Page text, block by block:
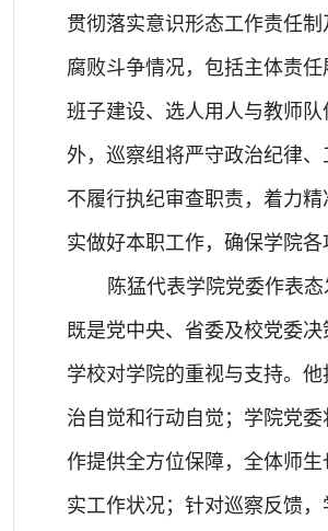
贯彻落实意识形态工作责任
腐败斗争情况，包括主体责
班子建设、选人用人与教师
外，巡察组将严守政治纪律
不履行执纪审查职责，着力
实做好本职工作，确保学院
陈猛代表学院党委作表
既是党中央、省委及校党委
学校对学院的重视与支持。
治自觉和行动自觉；学院党
作提供全方位保障，全体师
实工作状况；针对巡察反馈